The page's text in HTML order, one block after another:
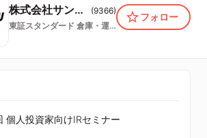
株式会社サンリツ (9366)
東証スタンダード 倉庫・運輸関連業
フォロー
個人投資家向けIRセミナー